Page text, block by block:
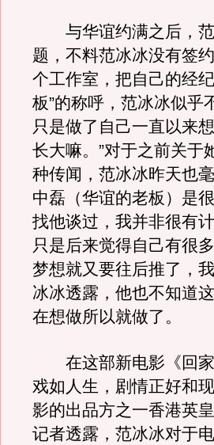
与华谊约满之后，范
题，不料范冰冰没有签
个工作室，把自己的经
板”的称呼，范冰冰似乎
只是做了自己一直以来
长大嘛。”对于之前关于
种传闻，范冰冰昨天也
中磊（华谊的老板）是
找他谈过，我并非很有
只是后来觉得自己有很
梦想就又要往后推了，
冰冰透露，他也不知道
在想做所以就做了。
在这部新电影《回家
戏如人生，剧情正好和
影的出品方之一香港英
记者透露，范冰冰对于